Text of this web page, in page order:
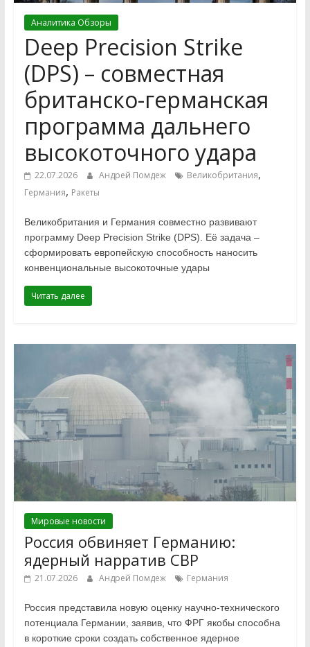
Аналитика Обзоры
Deep Precision Strike
(DPS) – совместная
британско-германская
программа дальнего
высокоточного удара
22.07.2026 Андрей Помдеж Великобритания,
Германия, Ракеты
Великобритания и Германия совместно развивают
программу Deep Precision Strike (DPS). Её задача –
сформировать европейскую способность наносить
конвенциональные высокоточные удары
Читать далее
Мировые новости
Россия обвиняет Германию:
ядерный нарратив СВР
21.07.2026 Андрей Помдеж Германия
Россия представила новую оценку научно-технического
потенциала Германии, заявив, что ФРГ якобы способна
в короткие сроки создать собственное ядерное